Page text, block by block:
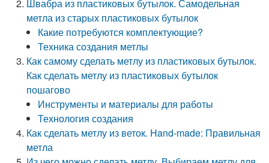
Швабра из пластиковых бутылок. Самодельная
метла из старых пластиковых бутылок
Какие потребуются комплектующие?
Техника создания метлы
Как самому сделать метлу из пластиковых бутылок.
Как сделать метлу из пластиковых бутылок
пошагово
Инструменты и материалы для работы
Технология создания
Как сделать метлу из веток. Hand-made: Правильная
метла